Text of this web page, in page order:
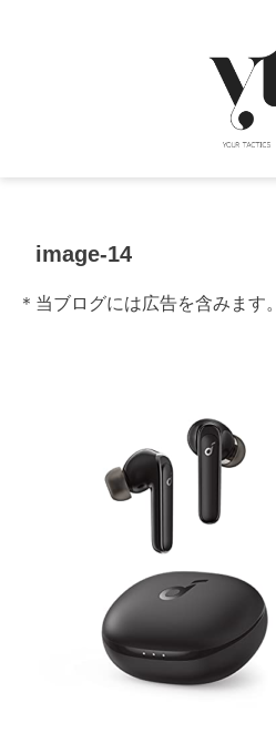
image-14
＊当ブログには広告を含みます。